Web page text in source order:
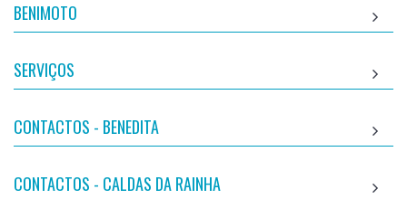
BENIMOTO
SERVIÇOS
CONTACTOS - BENEDITA
CONTACTOS - CALDAS DA RAINHA